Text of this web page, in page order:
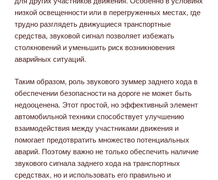
низкой освещенности или в перегруженных местах, где
трудно разглядеть движущиеся транспортные
средства, звуковой сигнал позволяет избежать
столкновений и уменьшить риск возникновения
аварийных ситуаций.
Таким образом, роль звукового зуммер заднего хода в
обеспечении безопасности на дороге не может быть
недооценена. Этот простой, но эффективный элемент
автомобильной техники способствует улучшению
взаимодействия между участниками движения и
помогает предотвратить множество потенциальных
аварий. Поэтому важно не только обеспечить наличие
звукового сигнала заднего хода на транспортных
средствах, но и использовать его правильно и